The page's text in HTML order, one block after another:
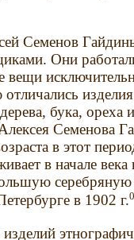
Семенов
Они
вещи
бука, ореха
Семенова
в этот
в начале века
в 1902 г.